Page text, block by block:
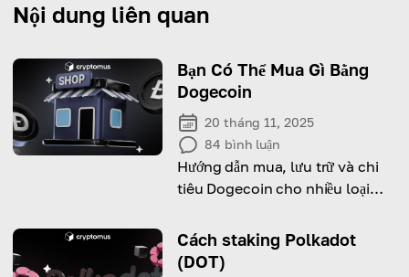
Nội dung liên quan
Bạn Có Thể Mua Gì Bằng
Dogecoin
20 tháng 11, 2025
84 bình luận
Hướng dẫn mua, lưu trữ và chi
tiêu Dogecoin cho nhiều loại
Cách staking Polkadot
(DOT)